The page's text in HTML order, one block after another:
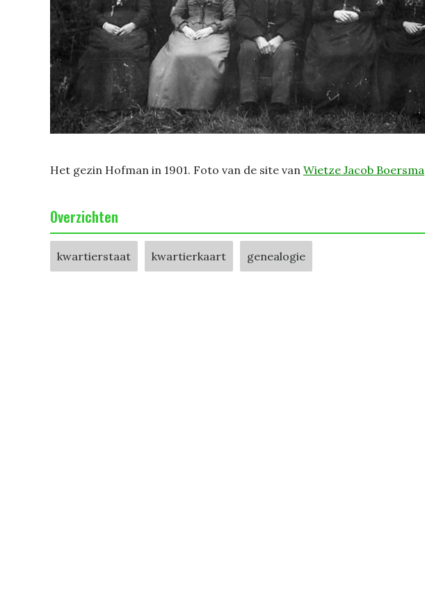
Het gezin Hofman in 1901. Foto van de site van Wietze Jacob Boersma
Overzichten
kwartierstaat kwartierkaart genealogie